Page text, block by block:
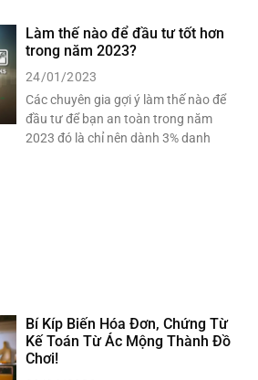
Làm thế nào để đầu tư tốt hơn
trong năm 2023?
24/01/2023
Các chuyên gia gợi ý làm thế nào để
đầu tư để bạn an toàn trong năm
2023 đó là chỉ nên dành 3% danh
Bí Kíp Biến Hóa Đơn, Chứng Từ
Kế Toán Từ Ác Mộng Thành Đồ
Chơi!